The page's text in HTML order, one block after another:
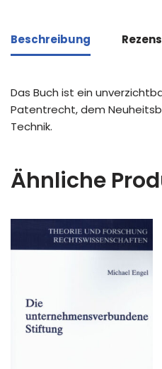
Beschreibung
Das Buch ist ein
Patentrecht, dem
Technik.
Ähnliche